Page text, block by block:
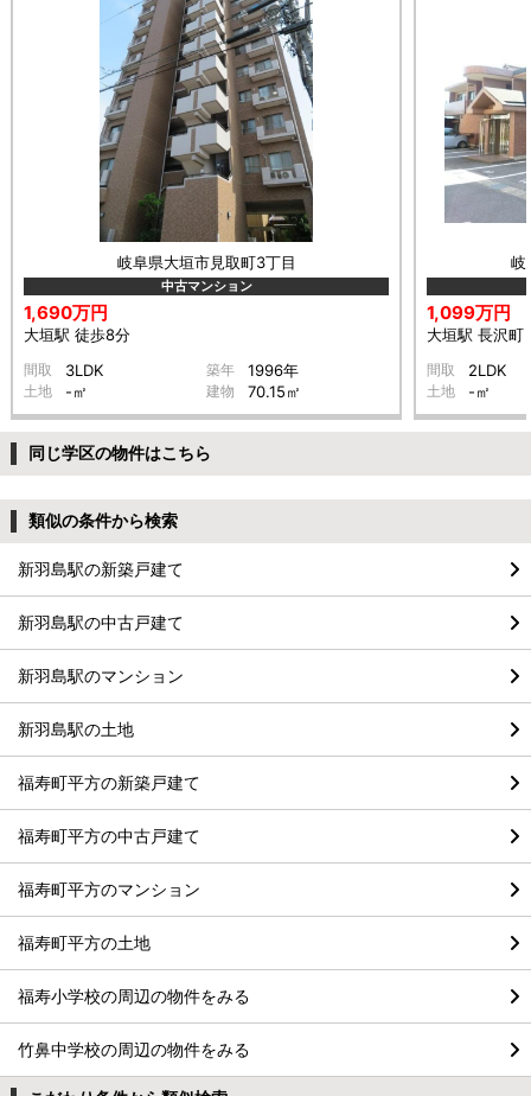
岐阜県大垣市見取町3丁目
中古マンション
1,690万円
大垣駅 徒歩8分
間取 3LDK 築年 1996年
土地 -㎡ 建物 70.15㎡
岐
1,099万円
大垣駅 長沢町
間取 2LDK
土地 -㎡
同じ学区の物件はこちら
類似の条件から検索
新羽島駅の新築戸建て
新羽島駅の中古戸建て
新羽島駅のマンション
新羽島駅の土地
福寿町平方の新築戸建て
福寿町平方の中古戸建て
福寿町平方のマンション
福寿町平方の土地
福寿小学校の周辺の物件をみる
竹鼻中学校の周辺の物件をみる